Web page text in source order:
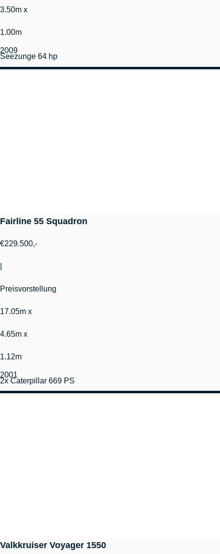
3.50m x
1.00m
2009
Seezunge 64 hp
Fairline 55 Squadron
€229.500,-
Preisvorstellung
17.05m x
4.65m x
1.12m
2001
2x Caterpillar 669 PS
Valkkruiser Voyager 1550